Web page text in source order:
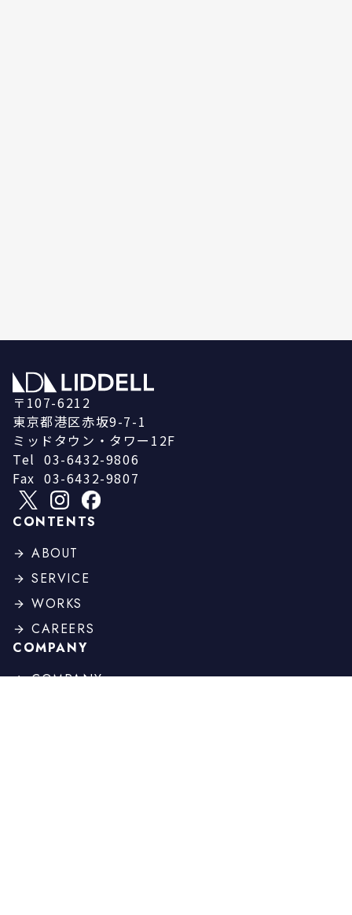
〒107-6212
東京都港区赤坂9-7-1
ミッドタウン・タワー12F
Tel 03-6432-9806
Fax 03-6432-9807
CONTENTS
ABOUT
SERVICE
WORKS
CAREERS
COMPANY
COMPANY